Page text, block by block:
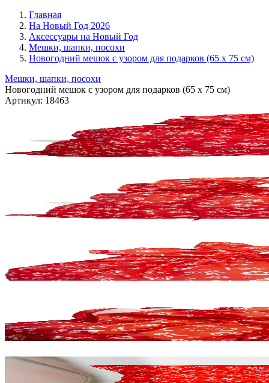
Главная
На Новый Год 2026
Аксессуары на Новый Год
Мешки, шапки, посохи
Новогодний мешок с узором для подарков (65 х 75 см)
Мешки, шапки, посохи
Новогодний мешок с узором для подарков (65 х 75 см)
Артикул: 18463